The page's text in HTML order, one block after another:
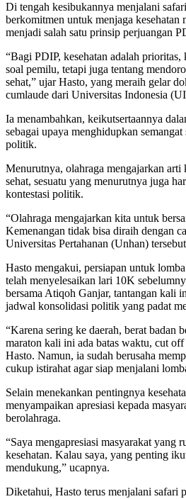
Di tengah kesibukannya menjalani
berkomitmen untuk menjaga kesehatan
menjadi salah satu prinsip perjuangan
“Bagi PDIP, kesehatan adalah
soal pemilu, tetapi juga tentang
sehat,” ujar Hasto, yang meraih gelar
cumlaude dari Universitas Indonesia
Ia menambahkan, keikutsertaannya
sebagai upaya menghidupkan
politik.
Menurutnya, olahraga mengajarkan arti
sehat, sesuatu yang menurutnya juga
kontestasi politik.
“Olahraga mengajarkan kita untuk
Kemenangan tidak bisa diraih dengan
Universitas Pertahanan (Unhan)
Hasto mengakui, persiapan untuk
telah menyelesaikan lari 10K
bersama Atiqoh Ganjar, tantangan kali
jadwal konsolidasi politik yang padat
“Karena sering ke daerah, berat badan
maraton kali ini ada batas waktu, cut
Hasto. Namun, ia sudah berusaha
cukup istirahat agar siap menjalani
Selain menekankan pentingnya
menyampaikan apresiasi kepada
berolahraga.
“Saya mengapresiasi masyarakat yang
kesehatan. Kalau saya, yang penting
mendukung,” ucapnya.
Diketahui, Hasto terus menjalani safari